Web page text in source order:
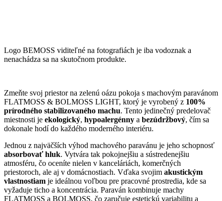
Logo BEMOSS viditeľné na fotografiách je iba vodoznak a
nenachádza sa na skutočnom produkte.
Zmeňte svoj priestor na zelenú oázu pokoja s machovým paravánom
FLATMOSS & BOLMOSS LIGHT, ktorý je vyrobený z 100%
prírodného stabilizovaného machu. Tento jedinečný predelovač
miestnosti je ekologický, hypoalergénny a bezúdržbový, čím sa
dokonale hodí do každého moderného interiéru.
Jednou z najväčších výhod machového paravánu je jeho schopnosť
absorbovať hluk. Vytvára tak pokojnejšiu a sústredenejšiu
atmosféru, čo oceníte nielen v kanceláriách, komerčných
priestoroch, ale aj v domácnostiach. Vďaka svojim akustickým
vlastnostiam je ideálnou voľbou pre pracovné prostredia, kde sa
vyžaduje ticho a koncentrácia. Paraván kombinuje machy
FLATMOSS a BOLMOSS, čo zaručuje estetickú variabilitu a